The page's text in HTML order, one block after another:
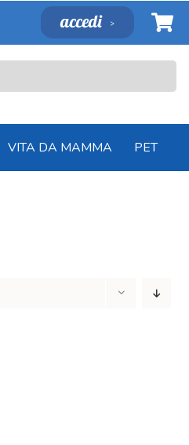
accedi
VITA DA MAMMA PET